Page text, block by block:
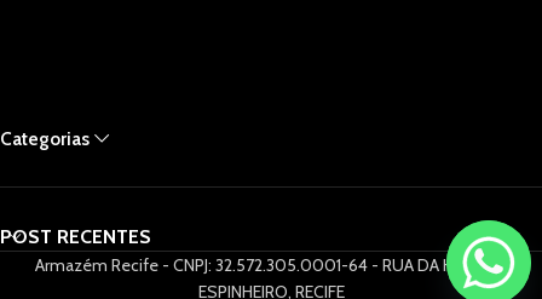
Categorias
POST RECENTES
Armazém Recife - CNPJ: 32.572.305.0001-64 - RUA DA HORA 61,
ESPINHEIRO, RECIFE